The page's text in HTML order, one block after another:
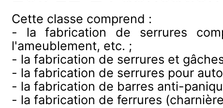
Cette classe comprend :
- la fabrication de serrures
l'ameublement, etc. ;
- la fabrication de serrures et
- la fabrication de serrures pour
- la fabrication de barres anti-
- la fabrication de ferrures